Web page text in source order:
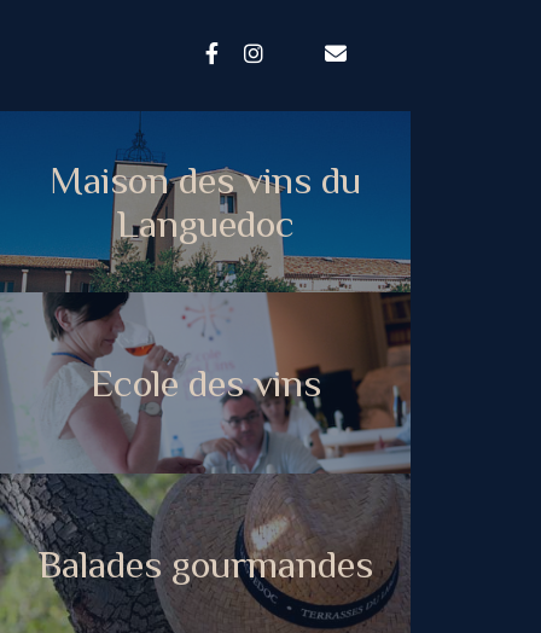
Maison des vins du
Languedoc
Ecole des vins
Balades gourmandes